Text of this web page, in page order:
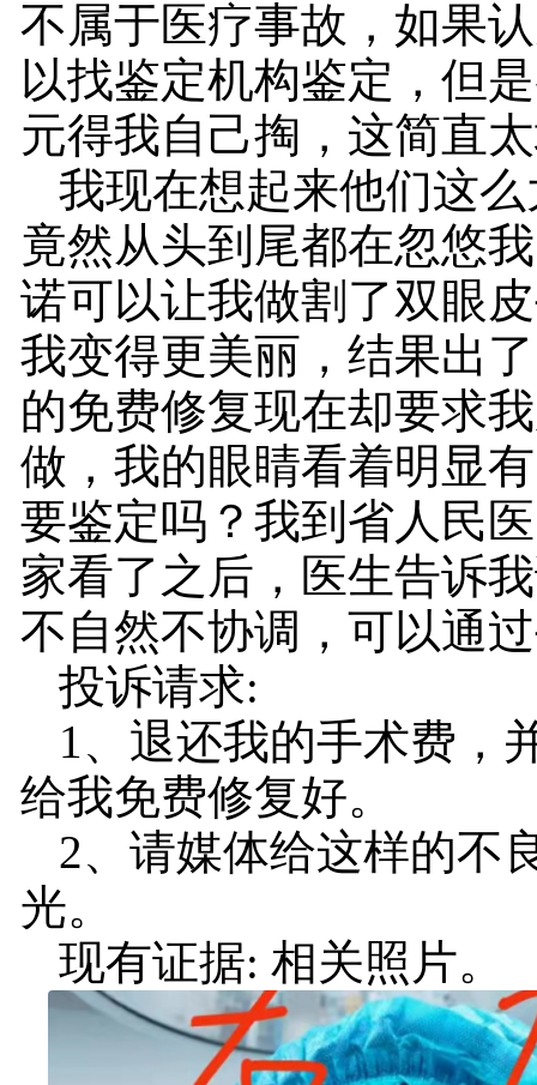
不属于医疗事故，如果
以找鉴定机构鉴定，但
元得我自己掏，这简直
我现在想起来他们这
竟然从头到尾都在忽悠
诺可以让我做割了双眼
我变得更美丽，结果出
的免费修复现在却要求
做，我的眼睛看着明显
要鉴定吗？我到省人民
家看了之后，医生告诉
不自然不协调，可以通
投诉请求:
1、退还我的手术费，
给我免费修复好。
2、请媒体给这样的不
光。
现有证据: 相关照片。